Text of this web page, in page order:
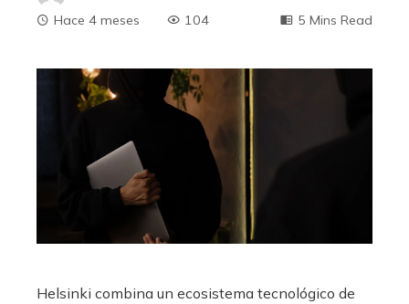
Hace 4 meses
104 5 Mins Read
Helsinki combina un ecosistema tecnológico de